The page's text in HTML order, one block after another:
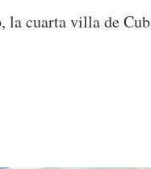
cuarta villa de